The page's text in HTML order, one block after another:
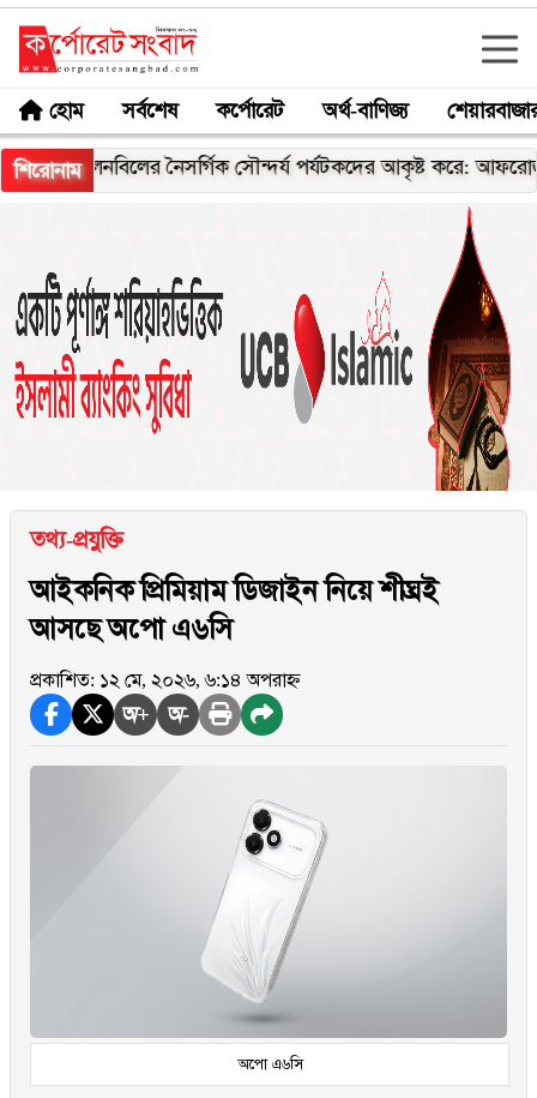
হোম সর্বশেষ কর্পোরেট অর্থ-বাণিজ্য
শিরোনামনৈসর্গিক সৌন্দর্য পর্যটকদের আকৃষ্ট করে: আফরোজা খানম
তথ্য-প্রযুক্তি
আইকনিক প্রিমিয়াম ডিজাইন নিয়ে শীঘ্রই
আসছে অপো এ৬সি
প্রকাশিত: ১২ মে, ২০২৬, ৬:১৪ অপরাহ্ন
অ+ অ-
অপো এ৬সি